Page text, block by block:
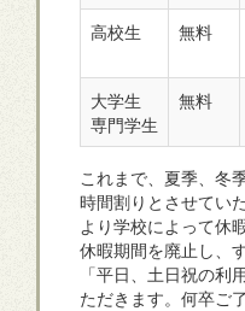
高校生 無料
大学生
専門学生
無料
これまで、夏季、冬
時間割りとさせてい
より学校によって休
休暇期間を廃止し、
「平日、土日祝の利
ただきます。何卒ご